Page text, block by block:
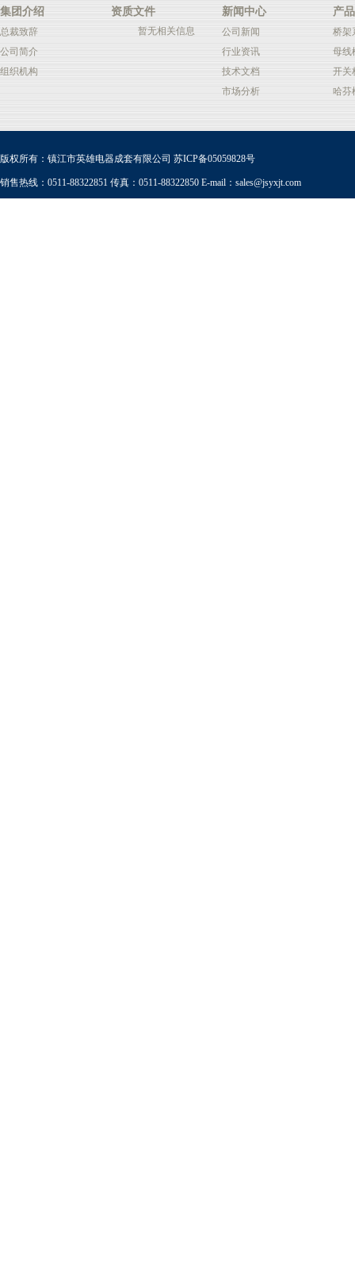
集团介绍
总裁致辞
公司简介
组织机构
资质文件
暂无相关信息
新闻中心
公司新闻
行业资讯
技术文档
市场分析
产
桥架
母线
开关
哈芬
版权所有：镇江市英雄电器成套有限公司 苏ICP备05059828号
销售热线：0511-88322851 传真：0511-88322850 E-mail： sales@jsyxjt.com